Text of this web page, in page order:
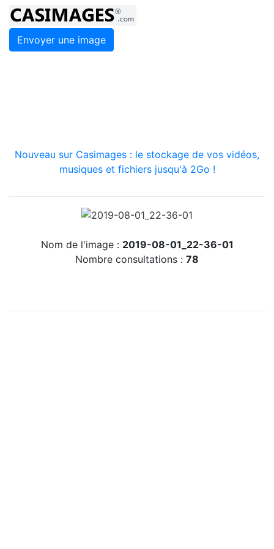
Envoyer une image
Nouveau sur Casimages : le stockage de vos vidéos,
musiques et fichiers jusqu'à 2Go !
Nom de l'image : 2019-08-01_22-36-01
Nombre consultations : 78